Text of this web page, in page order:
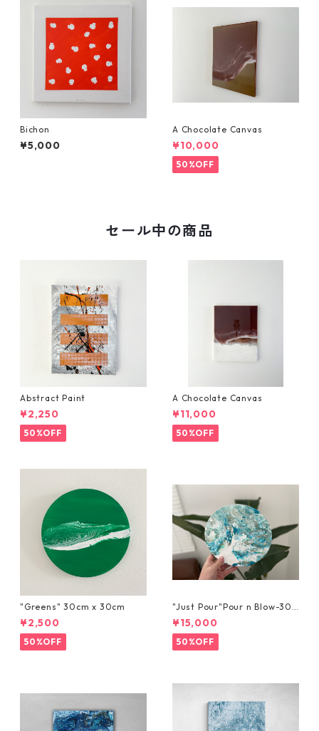
Bichon
¥5,000
A Chocolate Canvas
¥10,000
50%OFF
セール中の商品
Abstract Paint
¥2,250
50%OFF
A Chocolate Canvas
¥11,000
50%OFF
"Greens" 30cm x 30cm
¥2,500
50%OFF
"Just Pour"Pour n Blow-30c
m x 30cm
¥15,000
50%OFF